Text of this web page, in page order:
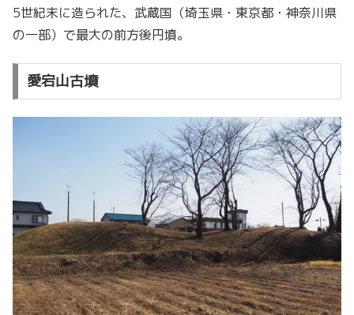
5世紀末に造られた、武蔵国（埼玉県・東京都・神奈川県
の一部）で最大の前方後円墳。
愛宕山古墳